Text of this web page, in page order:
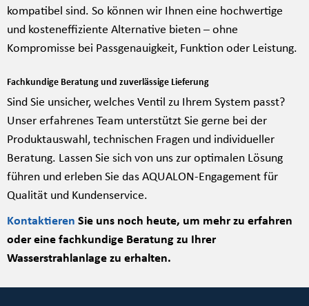
kompatibel sind. So können wir Ihnen eine hochwertige
und kosteneffiziente Alternative bieten – ohne
Kompromisse bei Passgenauigkeit, Funktion oder Leistung.
Fachkundige Beratung und zuverlässige Lieferung
Sind Sie unsicher, welches Ventil zu Ihrem System passt?
Unser erfahrenes Team unterstützt Sie gerne bei der
Produktauswahl, technischen Fragen und individueller
Beratung. Lassen Sie sich von uns zur optimalen Lösung
führen und erleben Sie das AQUALON-Engagement für
Qualität und Kundenservice.
Kontaktieren Sie uns noch heute, um mehr zu erfahren
oder eine fachkundige Beratung zu Ihrer
Wasserstrahlanlage zu erhalten.